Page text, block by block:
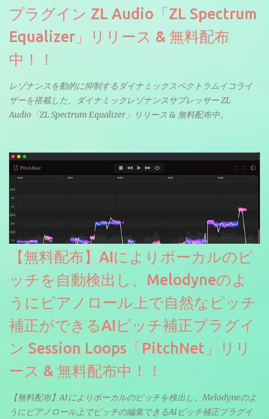
プラグイン ZL Audio「ZL Spectrum
Equalizer」リリース & 無料配布
中！！
レゾナンスを動的に抑制するダイナミックスペクトラムイコライ
ザーを搭載した、ダイナミックレゾナンスサプレッサー ZL
Audio「ZL Spectrum Equalizer」リリース & 無料配布中。
【無料配布】AIによりボーカルのピ
ッチを自動検出し、Melodyneのよ
うにピアノロール上で自然なピッチ
補正ができるAIピッチ補正プラグイ
ン Session Loops「PitchNet」リリ
ース & 無料配布中！！
【無料配布】AIによりボーカルのピッチを検出し、Melodyneのよ
うにピアノロール上でピッチの編集できるAIピッチ補正プラグイ